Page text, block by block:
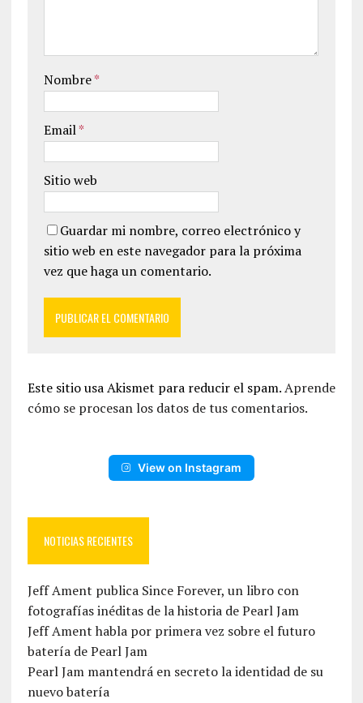
Nombre*
Email*
Sitio web
Guardar mi nombre, correo electrónico y
sitio web en este navegador para la próxima
vez que haga un comentario.
Este sitio usa Akismet para reducir el spam.Aprende
cómo se procesan los datos de tus comentarios.
View on Instagram
NOTICIAS RECIENTES
Jeff Ament publica Since Forever, un libro con
fotografías inéditas de la historia de Pearl Jam
Jeff Ament habla por primera vez sobre el futuro
batería de Pearl Jam
Pearl Jam mantendrá en secreto la identidad de su
nuevo batería